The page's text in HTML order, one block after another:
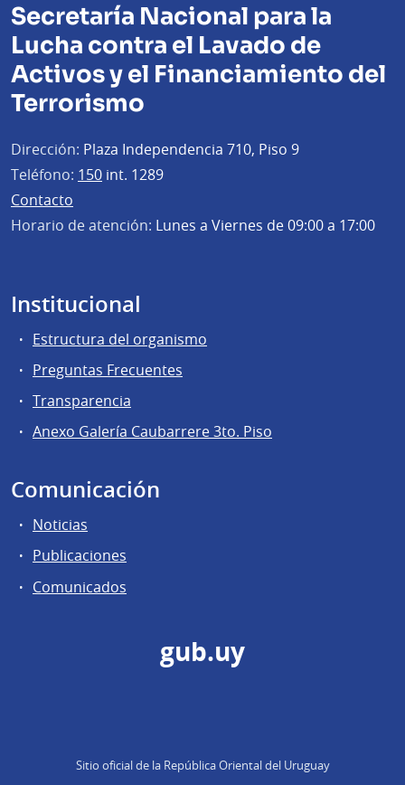
Secretaría Nacional para la
Lucha contra el Lavado de
Activos y el Financiamiento del
Terrorismo
Dirección: Plaza Independencia 710, Piso 9
Teléfono: 150 int. 1289
Contacto
Horario de atención: Lunes a Viernes de 09:00 a 17:00
Institucional
Estructura del organismo
Preguntas Frecuentes
Transparencia
Anexo Galería Caubarrere 3to. Piso
Comunicación
Noticias
Publicaciones
Comunicados
gub.uy
Sitio oficial de la República Oriental del Uruguay